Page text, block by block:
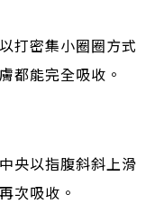
打密集小圈圈方式
都能完全吸收。
央以指腹斜斜上滑
次吸收。